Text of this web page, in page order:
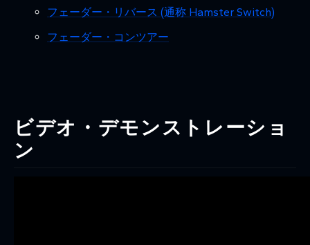
フェーダー・リバース (通称 Hamster Switch)
フェーダー・コンツアー
ビデオ・デモンストレーショ
ン